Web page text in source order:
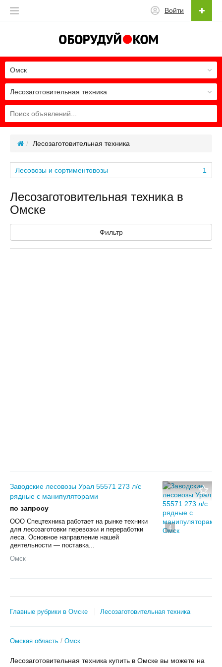
Войти
Лесозаготовительная техника
Омск
Лесозаготовительная техника
1
Лесовозы и сортиментовозы
Лесозаготовительная техника в
Омске
Фильтр
4
Заводские лесовозы Урал 55571 273 л/с
рядные с манипуляторами
по запросу
ООО Спецтехника работает на рынке техники
для лесозаготовки перевозки и переработки
леса. Основное направление нашей
деятельности — поставка...
Омск
Главные рубрики в Омске Лесозаготовительная техника
Омская область Омск
Лесозаготовительная техника купить в Омске вы можете на